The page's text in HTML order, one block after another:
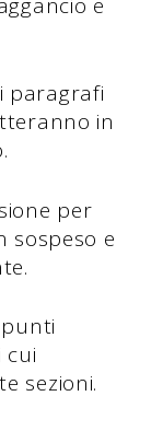
paragrafi
in
per
sospeso e
cui
sezioni.